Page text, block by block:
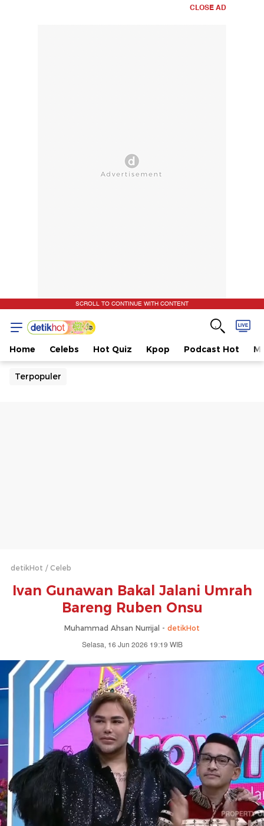
CLOSE AD
SCROLL TO CONTINUE WITH CONTENT
Home Celebs Hot Quiz Kpop Podcast Hot
Terpopuler
detikHot Celeb
Ivan Gunawan Bakal Jalani Umrah
Bareng Ruben Onsu
Muhammad Ahsan Nurrijal - detikHot
Selasa, 16 Jun 2026 19:19 WIB